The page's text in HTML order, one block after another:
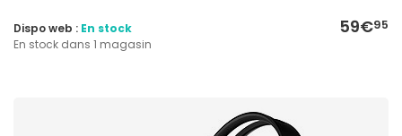
59€95
Dispo web : En stock
En stock dans 1 magasin